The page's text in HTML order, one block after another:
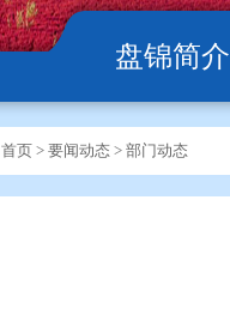
盘锦简介
首页 > 要闻动态 > 部门动态